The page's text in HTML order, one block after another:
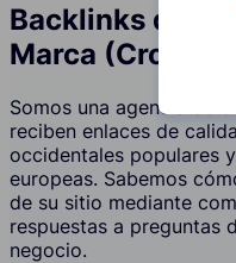
Backlinks de
Marca (Crowd
Somos una agencia de
reciben enlaces de
occidentales populares
europeas. Sabemos
de su sitio mediante
respuestas a preguntas
negocio.